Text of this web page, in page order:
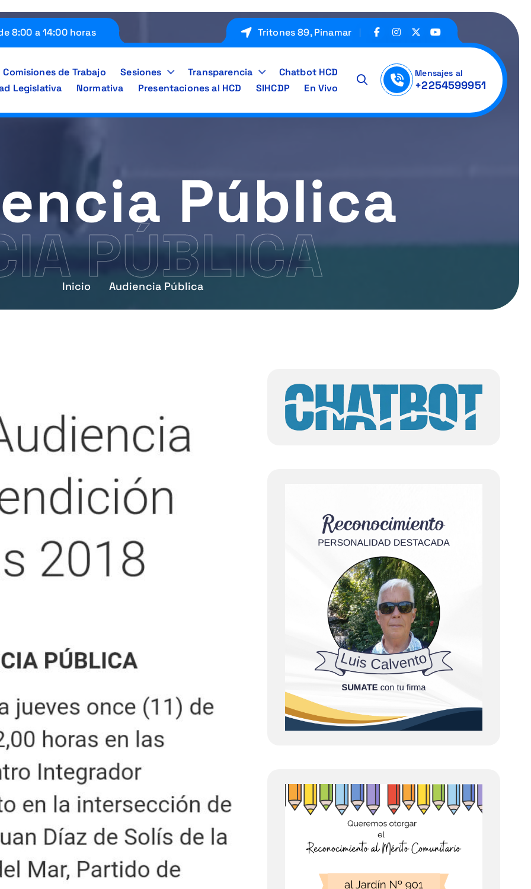
8:00 a 14:00 horas Tritones 89, Pinamar
Comisiones de Trabajo Sesiones Transparencia
Chatbot HCD
Legislativa
Normativa Presentaciones al HCD SIHCDP En Vivo
Mensajes al
+2254599951
PÚBLICA
Pública
Inicio Audiencia Pública